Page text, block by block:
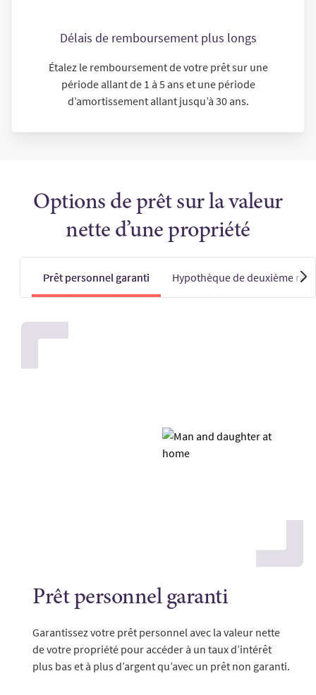
Délais de remboursement plus longs
Étalez le remboursement de votre prêt sur une
période allant de 1 à 5 ans et une période
d’amortissement allant jusqu’à 30 ans.
Options de prêt sur la valeur
nette d’une propriété
Prêt personnel garanti Hypothèque de deuxième
Prêt personnel garanti
Garantissez votre prêt personnel avec la valeur nette
de votre propriété pour accéder à un taux d’intérêt
plus bas et à plus d’argent qu’avec un prêt non garanti.